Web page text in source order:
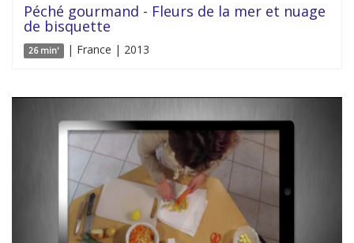
Péché gourmand - Fleurs de la mer et nuage
de bisquette
26 min' | France | 2013